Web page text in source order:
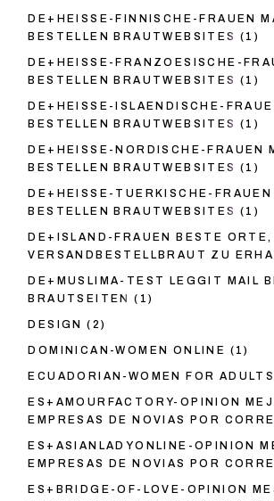
DE+HEISSE-FINNISCHE-FRAUEN
BESTELLEN BRAUTWEBSITES (1)
DE+HEISSE-FRANZOESISCHE-
BESTELLEN BRAUTWEBSITES (1)
DE+HEISSE-ISLAENDISCHE-
BESTELLEN BRAUTWEBSITES (1)
DE+HEISSE-NORDISCHE-FRAUEN
BESTELLEN BRAUTWEBSITES (1)
DE+HEISSE-TUERKISCHE-FRAUEN
BESTELLEN BRAUTWEBSITES (1)
DE+ISLAND-FRAUEN BESTE ORTE,
VERSANDBESTELLBRAUT ZU
DE+MUSLIMA-TEST LEGGIT MAIL
BRAUTSEITEN (1)
DESIGN (2)
DOMINICAN-WOMEN ONLINE (1)
ECUADORIAN-WOMEN FOR ADULTS
ES+AMOURFACTORY-OPINION
EMPRESAS DE NOVIAS POR
ES+ASIANLADYONLINE-OPINION
EMPRESAS DE NOVIAS POR
ES+BRIDGE-OF-LOVE-OPINION